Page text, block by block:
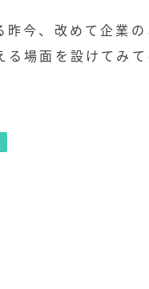
昨今、改めて企業
る場面を設けてみ